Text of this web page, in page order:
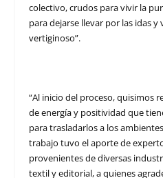
colectivo, crudos para vivir la
para dejarse llevar por las idas
vertiginoso”.
“Al inicio del proceso, quisimos
de energía y positividad que
para trasladarlos a los
trabajo tuvo el aporte de
provenientes de diversas
textil y editorial, a quienes